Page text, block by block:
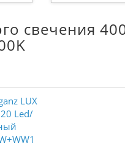
свечения
LUX
Led/